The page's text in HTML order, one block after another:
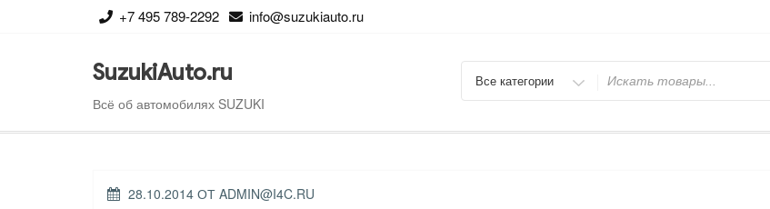
+7 495 789-2292 info@suzukiauto.ru
SuzukiAuto.ru
Всё об автомобилях SUZUKI
Искать
ОПУБЛИКОВАНО
28.10.2014 ОТ ADMIN@I4C.RU